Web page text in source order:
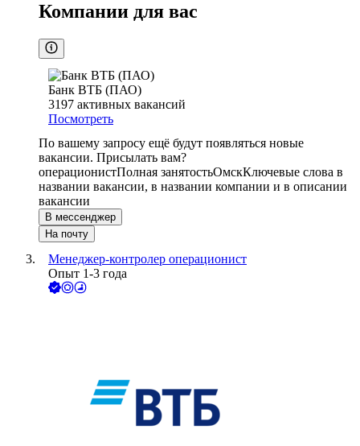
Компании для вас
Банк ВТБ (ПАО)
3197 активных вакансий
Посмотреть
По вашему запросу ещё будут появляться новые
вакансии. Присылать вам?
операционистПолная занятостьОмскКлючевые слова в
названии вакансии, в названии компании и в описании
вакансии
В мессенджер
На почту
Менеджер-контролер операционист
Опыт 1-3 года